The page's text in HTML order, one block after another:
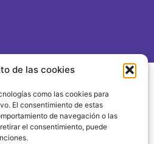
de las cookies
como las cookies para
El consentimiento de estas
de navegación o las
el consentimiento, puede